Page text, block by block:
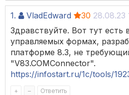
1. VladEdward 30 28.08.23
Здравствуйте. Вот тут есть
управляемых формах,
платформе 8.3, не
"V83.COMConnector".
https://infostart.ru/1c/tools/
+ – Ответить